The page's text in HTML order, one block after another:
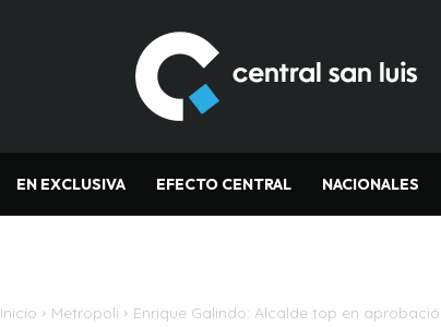
EN EXCLUSIVA EFECTO CENTRAL NACIONALES
Inicio Metropoli Enrique Galindo: Alcalde top en